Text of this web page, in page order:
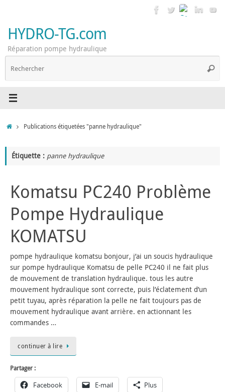
contenu
HYDRO-TG.com
Réparation pompe hydraulique
AccueilPublications étiquetées "panne hydraulique"
Étiquette : panne hydraulique
Komatsu PC240 Problème
Pompe Hydraulique
KOMATSU
pompe hydraulique komatsu bonjour, j’ai un soucis hydraulique
sur pompe hydraulique Komatsu de pelle PC240 il ne fait plus
de mouvement de translation hydraulique. tous les autre
mouvement hydraulique sont correcte, puis l’éclatement d’un
petit tuyau, après réparation la pelle ne fait toujours pas de
mouvement hydraulique avant arrière. en actionnant les
commandes …
continuer à lire
Partager :
Facebook E-mail Plus